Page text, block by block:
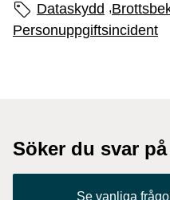
Sidans etiketter
Dataskydd ,
Personuppgiftsincident
Söker du svar
Se vanliga